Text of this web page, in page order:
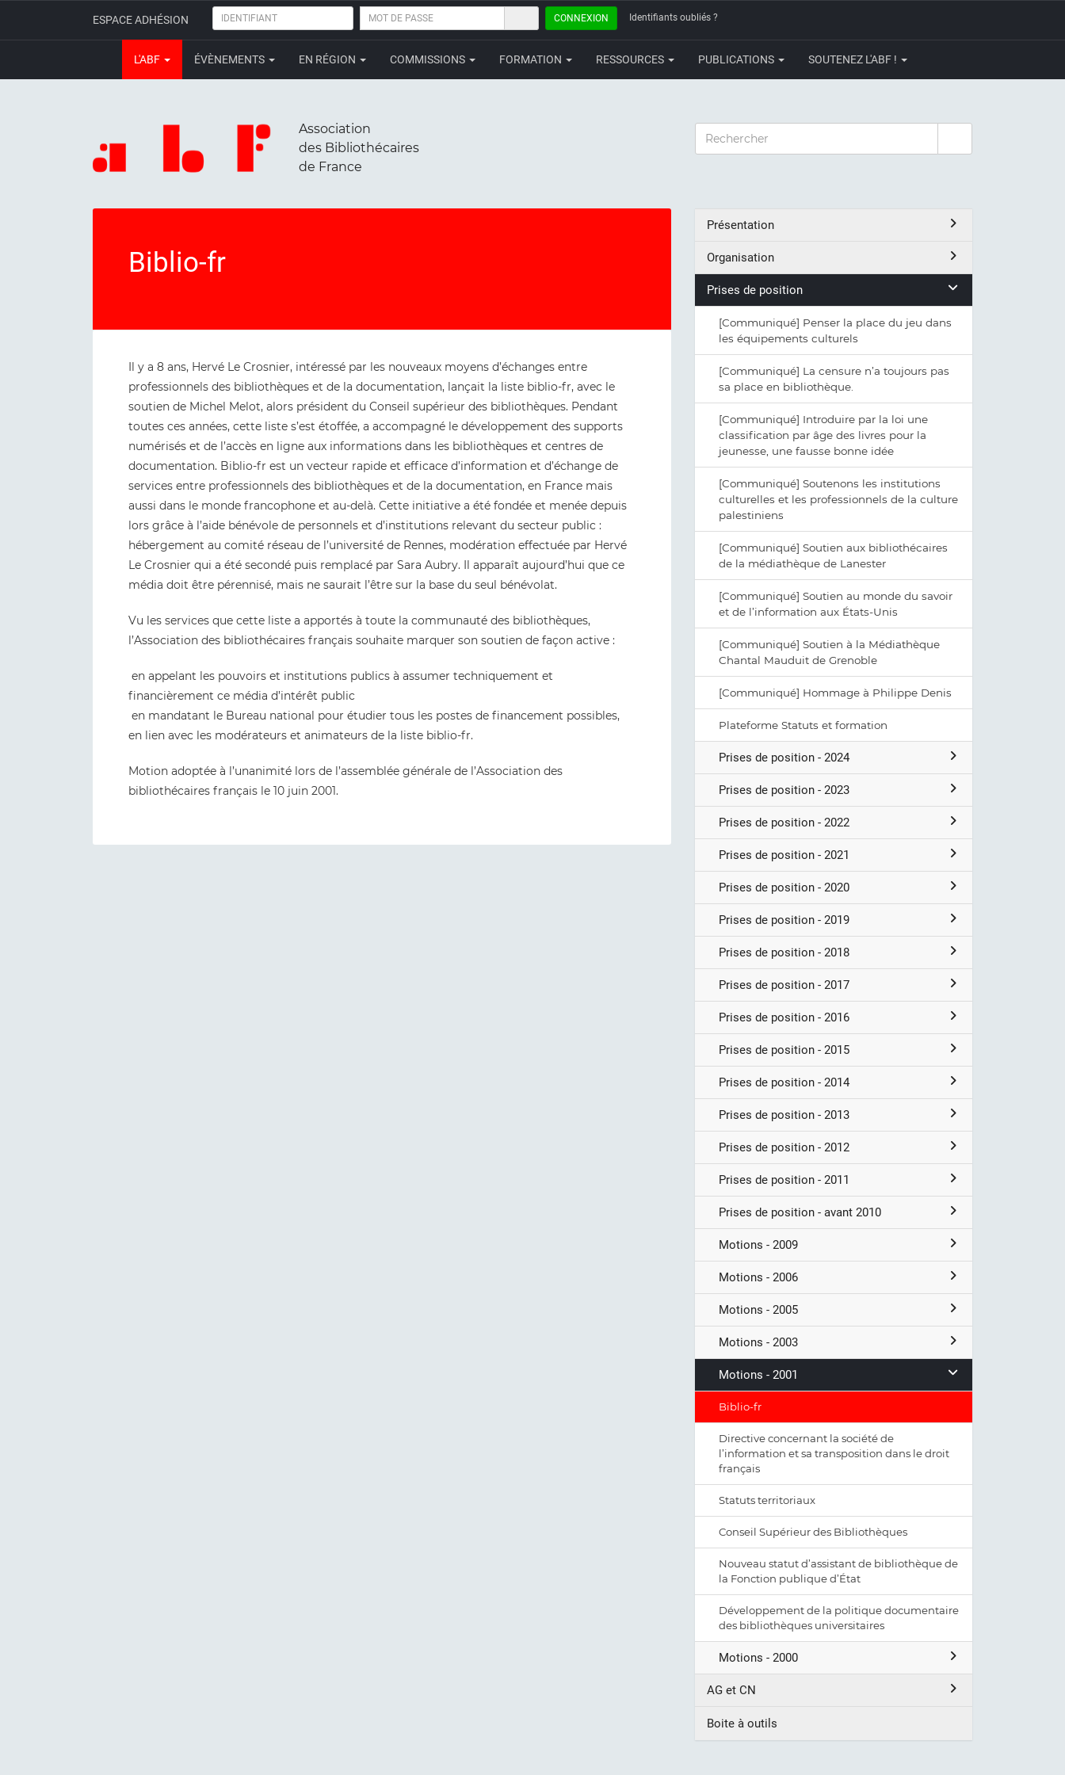
ESPACE ADHÉSION IDENTIFIANT
MOT
PASSE
CONNEXION Identifiants oubliés ?
L'ABF ÉVÈNEMENTS EN RÉGION COMMISSIONS FORMATION RESSOURCES PUBLICATIONS SOUTENEZ L'ABF !
Association
des Bibliothécaires
de France
RECHERCHER
Biblio-fr
Il y a 8 ans, Hervé Le Crosnier, intéressé par les nouveaux moyens d’échanges entre
professionnels des bibliothèques et de la documentation, lançait la liste biblio-fr, avec le
soutien de Michel Melot, alors président du Conseil supérieur des bibliothèques. Pendant
toutes ces années, cette liste s’est étoffée, a accompagné le développement des supports
numérisés et de l’accès en ligne aux informations dans les bibliothèques et centres de
documentation. Biblio-fr est un vecteur rapide et efficace d’information et d’échange de
services entre professionnels des bibliothèques et de la documentation, en France mais
aussi dans le monde francophone et au-delà. Cette initiative a été fondée et menée depuis
lors grâce à l’aide bénévole de personnels et d’institutions relevant du secteur public :
hébergement au comité réseau de l’université de Rennes, modération effectuée par Hervé
Le Crosnier qui a été secondé puis remplacé par Sara Aubry. Il apparaît aujourd’hui que ce
média doit être pérennisé, mais ne saurait l’être sur la base du seul bénévolat.
Vu les services que cette liste a apportés à toute la communauté des bibliothèques,
l’Association des bibliothécaires français souhaite marquer son soutien de façon active :
en appelant les pouvoirs et institutions publics à assumer techniquement et
financièrement ce média d’intérêt public
en mandatant le Bureau national pour étudier tous les postes de financement possibles,
en lien avec les modérateurs et animateurs de la liste biblio-fr.
Motion adoptée à l’unanimité lors de l’assemblée générale de l’Association des
bibliothécaires français le 10 juin 2001.
Présentation
Organisation
Prises de position
[Communiqué] Penser la place du jeu dans
les équipements culturels
[Communiqué] La censure n’a toujours pas
sa place en bibliothèque.
[Communiqué] Introduire par la loi une
classification par âge des livres pour la
jeunesse, une fausse bonne idée
[Communiqué] Soutenons les institutions
culturelles et les professionnels de la culture
palestiniens
[Communiqué] Soutien aux bibliothécaires
de la médiathèque de Lanester
[Communiqué] Soutien au monde du savoir
et de l’information aux États-Unis
[Communiqué] Soutien à la Médiathèque
Chantal Mauduit de Grenoble
[Communiqué] Hommage à Philippe Denis
Plateforme Statuts et formation
Prises de position - 2024
Prises de position - 2023
Prises de position - 2022
Prises de position - 2021
Prises de position - 2020
Prises de position - 2019
Prises de position - 2018
Prises de position - 2017
Prises de position - 2016
Prises de position - 2015
Prises de position - 2014
Prises de position - 2013
Prises de position - 2012
Prises de position - 2011
Prises de position - avant 2010
Motions - 2009
Motions - 2006
Motions - 2005
Motions - 2003
Motions - 2001
Biblio-fr
Directive concernant la société de
l’information et sa transposition dans le droit
français
Statuts territoriaux
Conseil Supérieur des Bibliothèques
Nouveau statut d’assistant de bibliothèque de
la Fonction publique d’État
Développement de la politique documentaire
des bibliothèques universitaires
Motions - 2000
AG et CN
Boite à outils